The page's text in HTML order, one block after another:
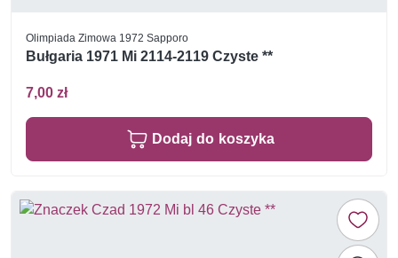
Olimpiada Zimowa 1972 Sapporo
Bułgaria 1971 Mi 2114-2119 Czyste **
7,00 zł
Dodaj do koszyka